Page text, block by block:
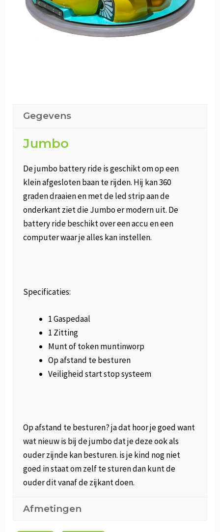
Gegevens
Jumbo
De jumbo battery ride is geschikt om op een
klein afgesloten baan te rijden. Hij kan 360
graden draaien en met de led strip aan de
onderkant ziet die Jumbo er modern uit. De
battery ride beschikt over een accu en een
computer waar je alles kan instellen.
Specificaties:
1 Gaspedaal
1 Zitting
Munt of token muntinworp
Op afstand te besturen
Veiligheid start stop systeem
Op afstand te besturen? ja dat hoor je goed want
wat nieuw is bij de jumbo dat je deze ook als
ouder zijnde kan besturen. is je kind nog niet
goed in staat om zelf te sturen dan kunt de
ouder dit vanaf de zijkant doen.
Afmetingen